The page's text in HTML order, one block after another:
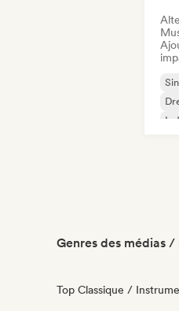
Genres des médias /
Top Classique /